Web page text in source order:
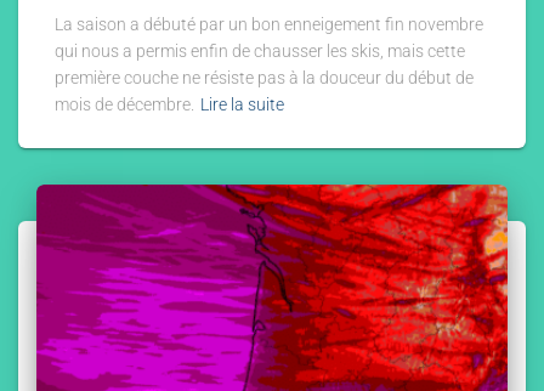
La saison a débuté par un bon enneigement fin novembre
qui nous a permis enfin de chausser les skis, mais cette
première couche ne résiste pas à la douceur du début de
mois de décembre. Lire la suite